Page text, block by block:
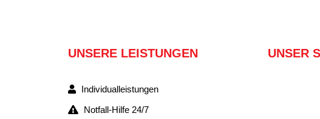
UNSERE LEISTUNGEN
Individualleistungen
Notfall-Hilfe 24/7
UNSER